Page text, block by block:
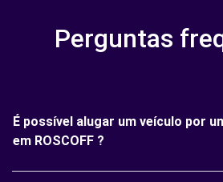
Perguntas
É possível alugar um veículo por
em ROSCOFF ?